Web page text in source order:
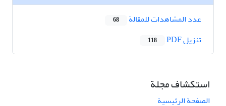
عدد المشاهدات للمقالة
68
تنزیل PDF 118
استكشاف مجلة
الصفحة الرئيسية